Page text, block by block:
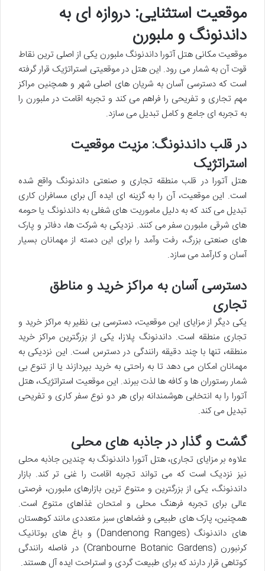
موقعیت استثنایی: دروازه ای به
داندنونگ و ملبورن
موقعیت مکانی هتل آتورا داندنونگ ملبورن یکی از اصلی ترین نقاط
قوت آن به شمار می رود. این هتل در موقعیتی استراتژیک قرار گرفته
است که دسترسی آسان به شریان های اصلی شهر و همچنین مراکز
مهم تجاری و تفریحی را فراهم می کند و تجربه اقامت در ملبورن را
به تجربه ای جامع و کامل تبدیل می سازد.
در قلب داندنونگ: مزیت موقعیت
استراتژیک
هتل آتورا در قلب منطقه تجاری و صنعتی داندنونگ واقع شده
است. این موقعیت، آن را به گزینه ای ایده آل برای مسافران کاری
تبدیل می کند که به دلیل ماموریت های شغلی به داندنونگ یا حومه
های شرقی ملبورن سفر می کنند. نزدیکی به شرکت ها، دفاتر و پارک
های صنعتی بزرگ، رفت وآمد را برای این دسته از مهمانان بسیار
آسان و کارآمد می سازد.
دسترسی آسان به مراکز خرید و مناطق
تجاری
یکی دیگر از مزایای این موقعیت، دسترسی بی نظیر به مراکز خرید و
تجاری منطقه است. داندنونگ پلازا، یکی از بزرگترین مراکز خرید
منطقه، تنها با چند دقیقه رانندگی در دسترس است. این نزدیکی به
مهمانان امکان می دهد تا به راحتی به خرید بپردازند یا از تنوع بی
شمار رستوران ها و کافه ها لذت ببرند. این موقعیت استراتژیک، هتل
آتورا را به انتخابی هوشمندانه برای هر دو نوع سفر کاری و تفریحی
تبدیل می کند.
گشت و گذار در جاذبه های محلی
علاوه بر مزایای تجاری، هتل آتورا داندنونگ به چندین جاذبه محلی
نیز نزدیک است که می تواند تجربه اقامت را غنی تر کند. بازار
داندنونگ، یکی از بزرگترین و متنوع ترین بازارهای ملبورن، فرصتی
عالی برای تجربه فرهنگ محلی و امتحان غذاهای متنوع است.
همچنین، پارک های طبیعی و فضاهای سبز متعددی مانند کوهستان
های داندنونگ (Dandenong Ranges) و باغ های بوتانیک
کرنبورن (Cranbourne Botanic Gardens) در فاصله رانندگی
کوتاهی قرار دارند که برای طبیعت گردی و استراحت ایده آل هستند.